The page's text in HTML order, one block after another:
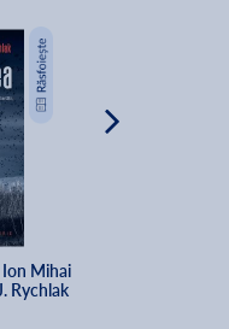
Mihai
Rychlak